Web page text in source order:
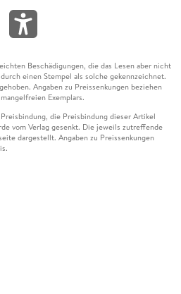
Beschädigungen, die das Lesen aber nicht
einen Stempel als solche gekennzeichnet.
Angaben zu Preissenkungen beziehen
Exemplars.
die Preisbindung dieser Artikel
vom Verlag gesenkt. Die jeweils zutreffende
dargestellt. Angaben zu Preissenkungen